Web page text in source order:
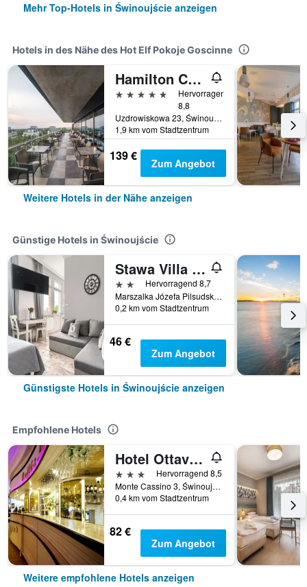
Mehr Top-Hotels in Świnoujście anzeigen
Hotels in des Nähe des Hot Elf Pokoje Goscinne
Hamilton Conference Hotel Spa & Wellness
5 Sterne
Hervorragend
8,8
Uzdrowiskowa 23, Świnoujście, Westpommern, Polen
1,9 km vom Stadtzentrum
139 € Zum Angebot
Weitere Hotels in der Nähe anzeigen
Günstige Hotels in Świnoujście
Stawa Villa & Apart
2 SterneHervorragend 8,7
Marszalka Józefa Pilsudskiego 1A, Świnoujście, Westpommern, Polen
0,2 km vom Stadtzentrum
46 €
Zum Angebot
Günstigste Hotels in Świnoujście anzeigen
Empfohlene Hotels
Hotel Ottaviano
3 Sterne
Hervorragend 8,5
Monte Cassino 3, Świnoujście, Westpommern, Polen
0,4 km vom Stadtzentrum
82 €
Zum Angebot
Weitere empfohlene Hotels anzeigen